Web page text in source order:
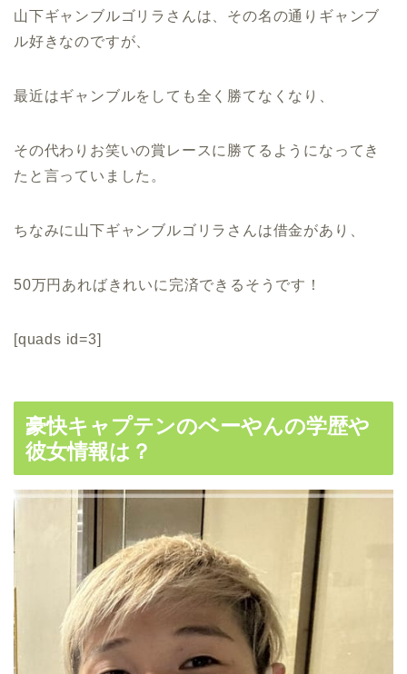
山下ギャンブルゴリラさんは、その名の通りギャンブ
ル好きなのですが、
最近はギャンブルをしても全く勝てなくなり、
その代わりお笑いの賞レースに勝てるようになってき
たと言っていました。
ちなみに山下ギャンブルゴリラさんは借金があり、
50万円あればきれいに完済できるそうです！
[quads id=3]
豪快キャプテンのベーやんの学歴や
彼女情報は？